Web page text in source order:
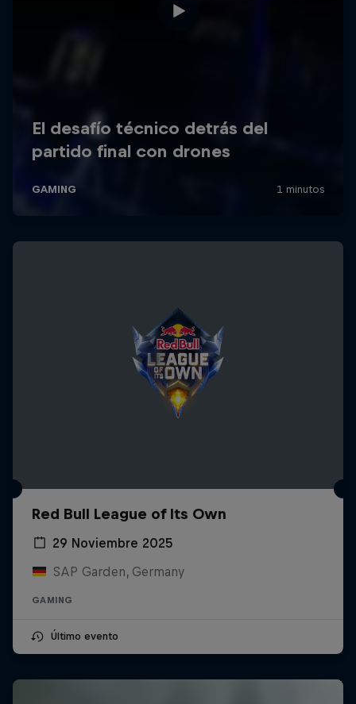
Red Bull League of Its Own
29 Noviembre 2025
SAP Garden, Germany
GAMING
Último evento